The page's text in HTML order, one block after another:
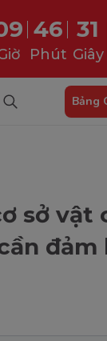
46
Phút
30
Giây
Bảng
sở vật
đảm